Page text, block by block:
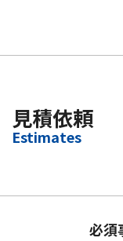
見積依頼
必須